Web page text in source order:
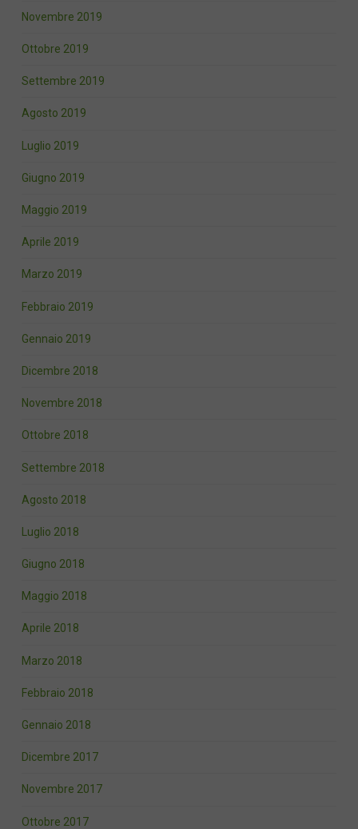
Novembre 2019
Ottobre 2019
Settembre 2019
Agosto 2019
Luglio 2019
Giugno 2019
Maggio 2019
Aprile 2019
Marzo 2019
Febbraio 2019
Gennaio 2019
Dicembre 2018
Novembre 2018
Ottobre 2018
Settembre 2018
Agosto 2018
Luglio 2018
Giugno 2018
Maggio 2018
Aprile 2018
Marzo 2018
Febbraio 2018
Gennaio 2018
Dicembre 2017
Novembre 2017
Ottobre 2017